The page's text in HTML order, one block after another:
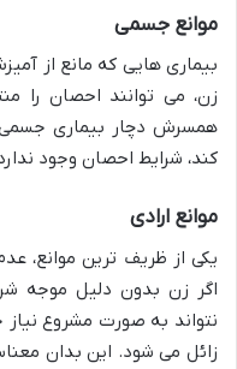
موانع جسمی
بیماری هایی که مانع از
زن، می توانند احصان را
همسرش دچار بیماری
کند، شرایط احصان وجود
موانع ارادی
یکی از ظریف ترین موانع،
اگر زن بدون دلیل موجه
نتواند به صورت مشروع نیاز
زائل می شود. این بدان